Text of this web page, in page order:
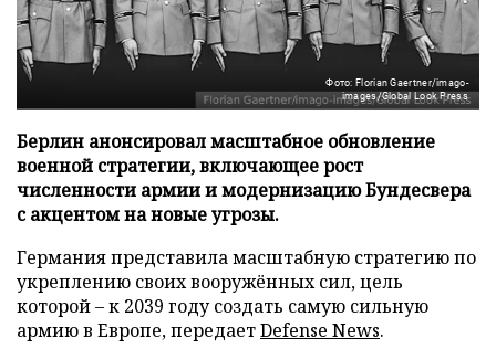
Фото: Florian Gaertner/imago-
images/Global Look Press
Берлин анонсировал масштабное обновление
военной стратегии, включающее рост
численности армии и модернизацию Бундесвера
с акцентом на новые угрозы.
Германия представила масштабную стратегию по
укреплению своих вооружённых сил, цель
которой – к 2039 году создать самую сильную
армию в Европе, передаетDefense News.